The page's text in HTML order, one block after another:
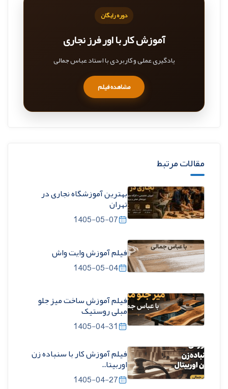
دوره رایگان
آموزش کار با اور فرز نجاری
یادگیری عملی و کاربردی با استاد عباس جمالی
مشاهده فیلم
مقالات مرتبط
بهترین آموزشگاه نجاری در
تهران
1405-05-07
فیلم آموزش وایت واش
1405-05-04
فیلم آموزش ساخت میز جلو
مبلی روستیک
1405-04-31
فیلم آموزش کار با سنباده زن
اوربیتا..
1405-04-27